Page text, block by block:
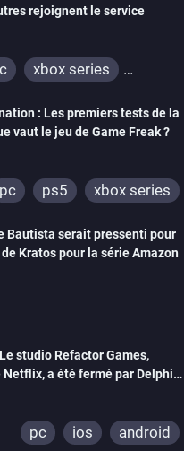
rejoignent le service
xbox series
: Les premiers tests de la
vaut le jeu de Game Freak ?
pc ps5 xbox series
Bautista serait pressenti pour
Kratos pour la série Amazon
studio Refactor Games,
a été fermé par Delphi
pc ios android